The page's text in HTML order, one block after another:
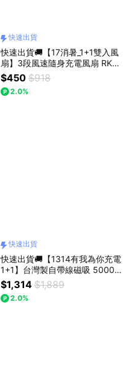
快速出貨
快速出貨🚚【17消暑_1+1雙入風
扇】3段風速隨身充電風扇 RK16
RASTO
$450 $918
2.0%
快速出貨
快速出貨🚚【1314有我為你充電
1+1】台灣製自帶線磁吸 5000m
Ah固態行動電源RB71 + 65W氮
化鎵充電器+ 100W C to C線RB
36
$1,314 $1,889
2.0%